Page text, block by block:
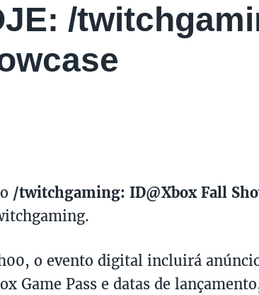
/
/twitchgaming: ID@Xbox Fall
o evento digital incluirá
Game Pass e datas de